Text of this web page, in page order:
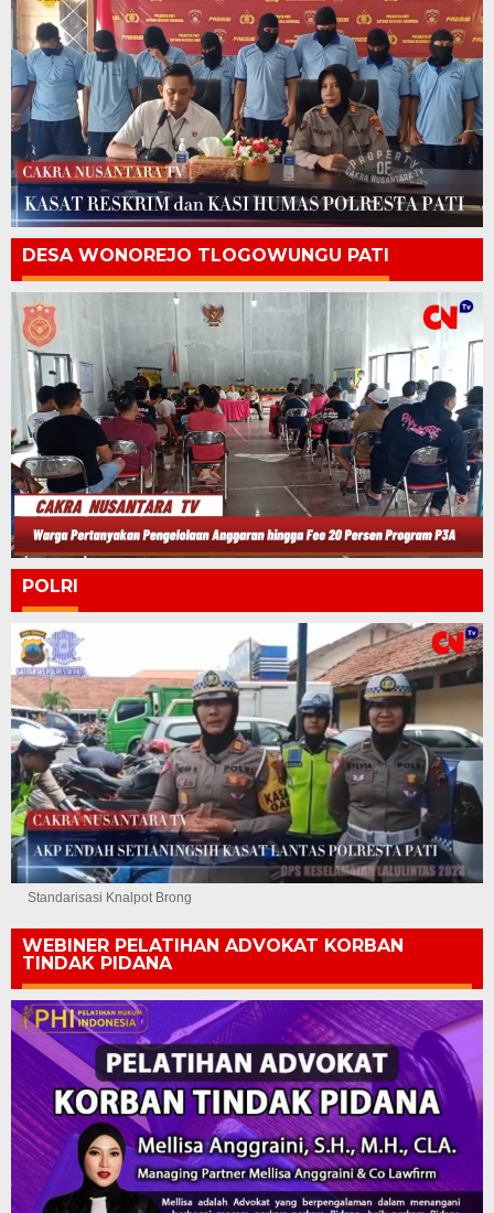
DESA WONOREJO TLOGOWUNGU PATI
POLRI
Standarisasi Knalpot Brong
WEBINER PELATIHAN ADVOKAT KORBAN
TINDAK PIDANA